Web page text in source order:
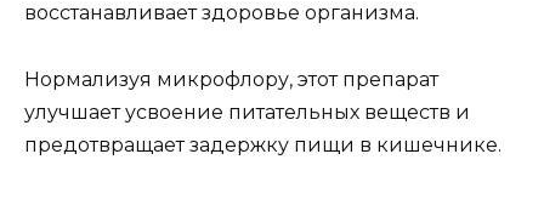
восстанавливает здоровье организма.
Нормализуя микрофлору, этот препарат
улучшает усвоение питательных веществ и
предотвращает задержку пищи в кишечнике.